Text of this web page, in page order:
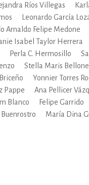
Ríos Villegas
Leonardo García
Arnaldo Felipe Medone
Isabel Taylor Herrera
Perla C. Hermosillo
Stella Maris Bellone
Yonnier Torres
Pappe
Ana Pellicer
Blanco Felipe Garrido
María Dina